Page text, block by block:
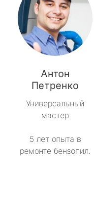
Антон
Петренко
Универсальный
мастер
5 лет опыта в
ремонте бензопил.